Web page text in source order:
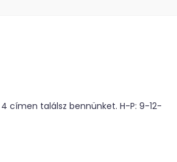
címen találsz bennünket. H-P: 9-12-